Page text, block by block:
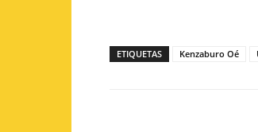
ETIQUETAS Kenzaburo Oé